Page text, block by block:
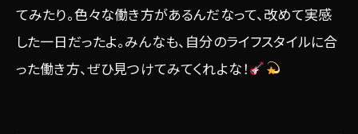
てみたり。色々な働き方があるんだなって、改めて実感
した一日だったよ。みんなも、自分のライフスタイルに合
った働き方、ぜひ見つけてみてくれよな！